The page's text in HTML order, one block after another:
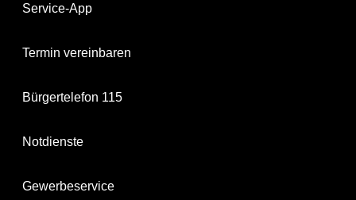
Service-App
Termin vereinbaren
Bürgertelefon 115
Notdienste
Gewerbeservice